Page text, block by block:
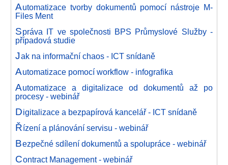
Automatizace tvorby dokumentů pomocí nástroje M-
Files Ment
Správa IT ve společnosti BPS Průmyslové Služby -
případová studie
Jak na informační chaos - ICT snídaně
Automatizace pomocí workflow - infografika
Automatizace a digitalizace od dokumentů až po
procesy - webinář
Digitalizace a bezpapírová kancelář - ICT snídaně
Řízení a plánování servisu - webinář
Bezpečné sdílení dokumentů a spolupráce - webinář
Contract Management - webinář